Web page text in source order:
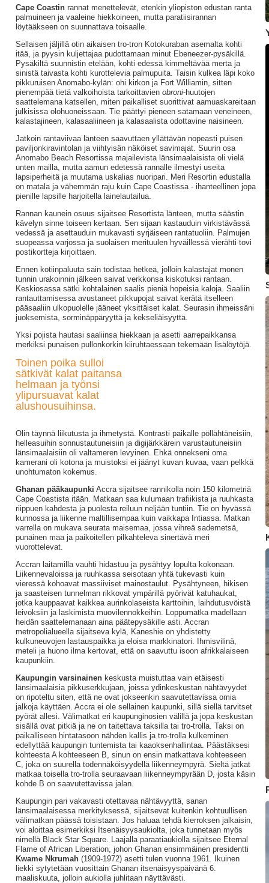
Cape Coastinrannat menettelevät, etenkin yliopiston edustan ranta
palmuineen ja vaaleine hiekkoineen, mutta paratiisirannan
löytääkseen on suunnattava toisaalle.
Sellaisen jäljillä otin aikaisen tro-tron Kotokuraban asemalta kohti
itää, ja pyysin kuljettajaa pudottamaan minut Ebeneezer-pysäkillä.
Pysäkiltä suunnistin etelään, kohti edessä kimmeltävää merta ja
sinistä taivasta kohti kurottelevia palmupuita. Taisin kulkea läpi koko
pikkuruisen Anomabo-kylän: ohi kirkon ja Fort Williamin, sitten
pienempää tietä valkoihoista tarkoittavien obroni-huutojen
saattelemana katsellen, miten paikalliset suorittivat aamuaskareitaan
julkisissa olohuoneissaan. Tie päättyi pieneen satamaan veneineen,
kalastajineen, kalasaaliineen ja kalasaalista odottavine naisineen.
Jatkoin rantaviivaa länteen saavuttaen yllättävän nopeasti puisen
paviljonkiravintolan ja viihtyisän näköiset savimajat. Suurin osa
Anomabo Beach Resortissa majailevista länsimaalaisista oli vielä
unten mailla, mutta aamun edetessä rannalle ilmestyi useita
lapsiperheitä ja muutama uskalias nuoripari. Meri Resortin edustalla
on matala ja vähemmän raju kuin Cape Coastissa - ihanteellinen jopa
pienille lapsille harjoitella lainelautailua.
Rannan kaunein osuus sijaitsee Resortista länteen, mutta säästin
kävelyn sinne toiseen kertaan. Sen sijaan kastauduin virkistävässä
vedessä ja asettauduin mukavasti syrjäiseen rantatuoliin. Palmujen
suopeassa varjossa ja suolaisen merituulen hyväillessä vierähti tovi
postikortteja kirjoittaen.
Ennen kotiinpaluuta sain todistaa hetkeä, jolloin kalastajat monen
tunnin urakoinnin jälkeen saivat verkkonsa kiskotuksi rantaan.
Keskiosassa sätki kohtalainen saalis pieniä hopeisia kaloja. Saaliin
rantauttamisessa avustaneet pikkupojat saivat kerätä itselleen
pääsaaliin ulkopuolelle jääneet yksittäiset kalat. Seurasin ihmeissäni
juoksemista, sorminäppäryyttä ja kekseliäisyyttä.
Yksi pojista hautasi saaliinsa hiekkaan ja asetti aarrepaikkansa
merkiksi punaisen pullonkorkin kiiruhtaessaan tekemään lisälöytöjä.
Toinen poika sulloi
sätkivät kalat paitansa
helmaan ja työnsi
ylipursuavat kalat
alushousuihinsa.
Olin täynnä liikutusta ja ihmetystä. Kontrasti paikalle pöllähtäneisiin,
helleasuihin sonnustautuneisiin ja digijärkkärein varustautuneisiin
länsimaalaisiin oli valtameren levyinen. Ehkä onnekseni oma
kamerani oli kotona ja muistoksi ei jäänyt kuvan kuvaa, vaan pelkkä
unohtumaton kokemus.
Ghanan pääkaupunki Accra sijaitsee rannikolla noin 150 kilometriä
Cape Coastista itään. Matkaan saa kulumaan trafiikista ja ruuhkasta
riippuen kahdesta ja puolesta reiluun neljään tuntiin. Tie on hyvässä
kunnossa ja liikenne maltillisempaa kuin vaikkapa Intiassa. Matkan
varrella on mukava seurata maisemaa, jossa vihreä sademetsä,
punainen maa ja paikoitellen pilkahteleva sinertävä meri
vuorottelevat.
Accran laitamilla vauhti hidastuu ja pysähtyy lopulta kokonaan.
Liikennevaloissa ja ruuhkassa seisotaan yhtä tukevasti kuin
vieressä kohoavat massiiviset mainostaulut. Pysähtyneen, hikisen
ja saasteisen tunnelman rikkovat ympärillä pyörivät katuhaukat,
jotka kauppaavat kaikkea aurinkolaseista karttoihin, laihdutusvöistä
leivoksiin ja laskimista muovilennokkeihin. Loppumatka madellaan
heidän saattelemanaan aina päätepysäkille asti. Accran
metropolialueella sijaitseva kylä, Kaneshie on yhdistetty
kulkuneuvojen lastauspaikka ja eloisa markkinatori. Ihmisvilinä,
meteli ja huono ilma kertovat, että on saavuttu isoon afrikkalaiseen
kaupunkiin.
Kaupungin varsinainenkeskusta muistuttaa vain etäisesti
länsimaalaisia pikkuserkkujaan, joissa ydinkeskustan nähtävyydet
on ripoteltu siten, että ne ovat jokseenkin saavutettavissa omia
jalkoja käyttäen. Accra ei ole sellainen kaupunki, sillä siellä tarvitset
pyörät allesi. Välimatkat eri kaupunginosien välillä ja jopa keskustan
sisällä ovat pitkiä ja ne on taitettava taksilla tai tro-trolla. Taksi on
paikalliseen hintatasoon nähden kallis ja tro-trolla kulkeminen
edellyttää kaupungin tuntemista tai kaaoksenhallintaa. Päästäksesi
kohteesta A kohteeseen B, sinun on ensin matkattava kohteeseen
C, joka on suurella todennäköisyydellä liikenneympyrä. Sieltä jatkat
matkaa toisella tro-trolla seuraavaan liikenneympyrään D, josta käsin
kohde B on saavutettavissa jalan.
Kaupungin pari vakavasti otettavaa nähtävyyttä, sanan
länsimaalaisessa merkityksessä, sijaitsevat kuitenkin kohtuullisen
välimatkan päässä toisistaan. Jos haluaa tehdä kierroksen jalkaisin,
voi aloittaa esimerkiksi Itsenäisyysaukiolta, joka tunnetaan myös
nimellä Black Star Square. Laajalla paraatiaukiolla sijaitsee Eternal
Flame of African Liberation, johon Ghanan ensimmäinen presidentti
Kwame Nkrumah(1909-1972) asetti tulen vuonna 1961. Ikuinen
liekki sytytetään vuosittain Ghanan itsenäisyyspäivänä 6.
maaliskuuta, jolloin aukiolla juhlitaan näyttävästi.